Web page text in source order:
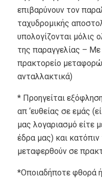
επιβαρύνουν τον
ταχυδρομικής
υπολογίζονται μόλις
της παραγγελίας – Με
πρακτορείο
ανταλλακτικά)
* Προηγείται
απ ‘ευθείας σε εμάς
μας λογαριασμό είτε
έδρα μας) και
μεταφερθούν σε
*Οποιαδήποτε φθορά